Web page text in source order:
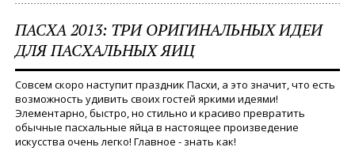
ПАСХА 2013: ТРИ ОРИГИНАЛЬНЫХ ИДЕИ
ДЛЯ ПАСХАЛЬНЫХ ЯИЦ
Совсем скоро наступит праздник Пасхи, а это значит, что есть
возможность удивить своих гостей яркими идеями!
Элементарно, быстро, но стильно и красиво превратить
обычные пасхальные яйца в настоящее произведение
искусства очень легко! Главное - знать как!